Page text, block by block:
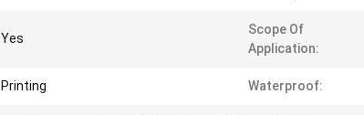
Yes
Scope Of
Application:
Printing Waterproof: